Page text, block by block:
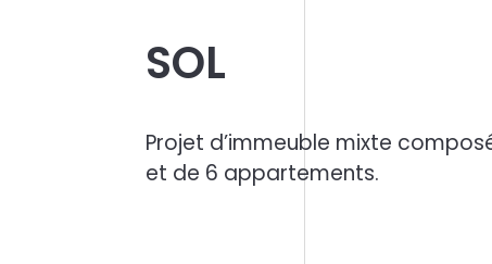
SOL
Projet d’immeuble mixte
et de 6 appartements.